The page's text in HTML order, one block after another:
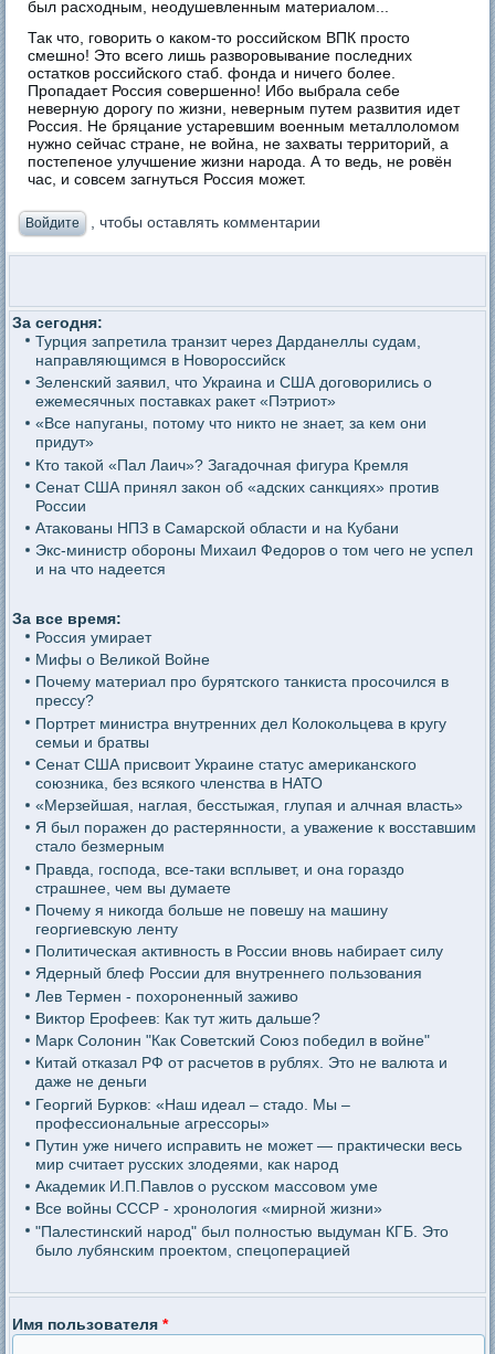
был расходным, неодушевленным материалом...
Так что, говорить о каком-то российском ВПК просто
смешно! Это всего лишь разворовывание последних
остатков российского стаб. фонда и ничего более.
Пропадает Россия совершенно! Ибо выбрала себе
неверную дорогу по жизни, неверным путем развития идет
Россия. Не бряцание устаревшим военным металлоломом
нужно сейчас стране, не война, не захваты территорий, а
постепеное улучшение жизни народа. А то ведь, не ровён
час, и совсем загнуться Россия может.
Войдите , чтобы оставлять комментарии
За сегодня:
Турция запретила транзит через Дарданеллы судам,
направляющимся в Новороссийск
Зеленский заявил, что Украина и США договорились о
ежемесячных поставках ракет «Пэтриот»
«Все напуганы, потому что никто не знает, за кем они
придут»
Кто такой «Пал Лаич»? Загадочная фигура Кремля
Сенат США принял закон об «адских санкциях» против
России
Атакованы НПЗ в Самарской области и на Кубани
Экс-министр обороны Михаил Федоров о том чего не успел
и на что надеется
За все время:
Россия умирает
Мифы о Великой Войне
Почему материал про бурятского танкиста просочился в
прессу?
Портрет министра внутренних дел Колокольцева в кругу
семьи и братвы
Сенат США присвоит Украине статус американского
союзника, без всякого членства в НАТО
«Мерзейшая, наглая, бесстыжая, глупая и алчная власть»
Я был поражен до растерянности, а уважение к восставшим
стало безмерным
Правда, господа, все-таки всплывет, и она гораздо
страшнее, чем вы думаете
Почему я никогда больше не повешу на машину
георгиевскую ленту
Политическая активность в России вновь набирает силу
Ядерный блеф России для внутреннего пользования
Лев Термен - похороненный заживо
Виктор Ерофеев: Как тут жить дальше?
Марк Солонин "Как Советский Союз победил в войне"
Китай отказал РФ от расчетов в рублях. Это не валюта и
даже не деньги
Георгий Бурков: «Наш идеал – стадо. Мы –
профессиональные агрессоры»
Путин уже ничего исправить не может — практически весь
мир считает русских злодеями, как народ
Академик И.П.Павлов о русском массовом уме
Все войны СССР - хронология «мирной жизни»
"Палестинский народ" был полностью выдуман КГБ. Это
было лубянским проектом, спецоперацией
Имя пользователя*